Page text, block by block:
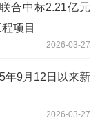
合中标2.21亿元
项目
2026-03-27
年9月12日以来新
2026-03-27